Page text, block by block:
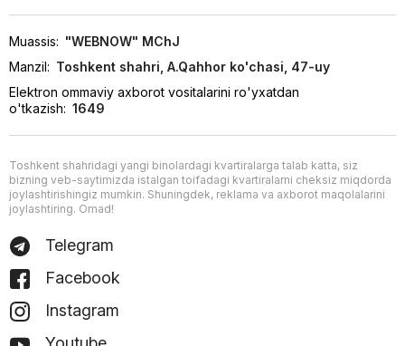
Muassis: "WEBNOW" MChJ
Manzil: Toshkent shahri, A.Qahhor ko'chasi, 47-uy
Elektron ommaviy axborot vositalarini ro'yxatdan
o'tkazish: 1649
Toshkent shahridagi yangi binolardagi kvartiralarga talab katta, siz
bizning veb-saytimizda istalgan toifadagi kvartiralarni cheksiz miqdorda
joylashtirishingiz mumkin. Shuningdek, reklama va axborot maqolalarini
joylashtiring. Omad!
Telegram
Facebook
Instagram